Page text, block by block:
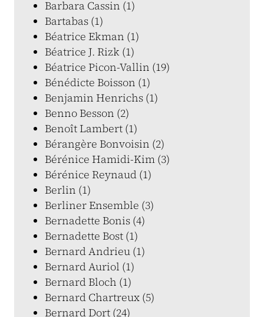
Barbara Cassin (1)
Bartabas (1)
Béatrice Ekman (1)
Béatrice J. Rizk (1)
Béatrice Picon-Vallin (19)
Bénédicte Boisson (1)
Benjamin Henrichs (1)
Benno Besson (2)
Benoît Lambert (1)
Bérangère Bonvoisin (2)
Bérénice Hamidi-Kim (3)
Bérénice Reynaud (1)
Berlin (1)
Berliner Ensemble (3)
Bernadette Bonis (4)
Bernadette Bost (1)
Bernard Andrieu (1)
Bernard Auriol (1)
Bernard Bloch (1)
Bernard Chartreux (5)
Bernard Dort (24)